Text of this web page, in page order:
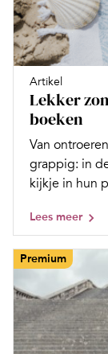
Artikel
Lekker
boeken
Van
grappig: in
kijkje in hun
Lees meer
Premium